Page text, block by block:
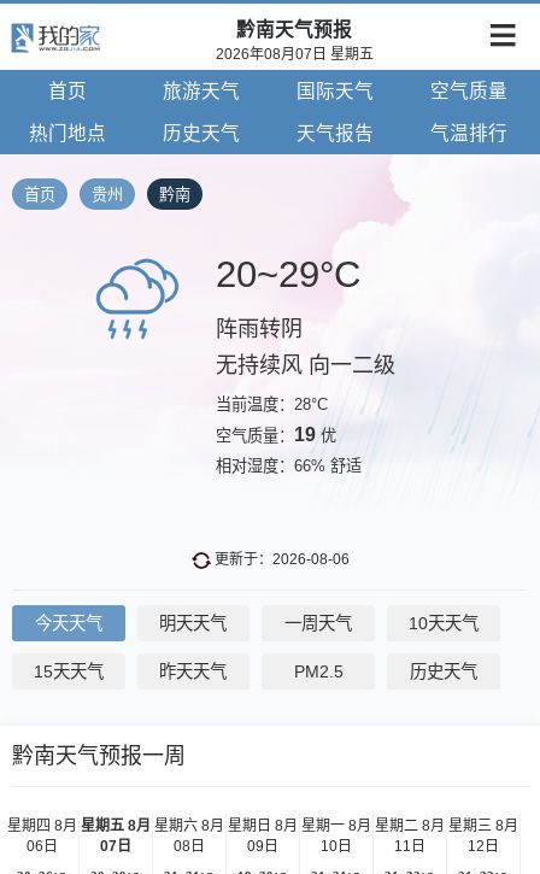
黔南天气预报
2026年08月07日 星期五
首页 旅游天气 国际天气 空气质量
热门地点 历史天气 天气报告 气温排行
首页 贵州 黔南
20~29°C
阵雨转阴
无持续风 向一二级
当前温度：28°C
空气质量： 19 优
相对湿度：66% 舒适
更新于：2026-08-06
今天天气 明天天气 一周天气 10天天气
15天天气 昨天天气 PM2.5 历史天气
黔南天气预报一周
星期四 8月
06日
星期五 8月
07日
星期六 8月
08日
星期日 8月
09日
星期一 8月
10日
星期二 8月
11日
星期三 8月
12日